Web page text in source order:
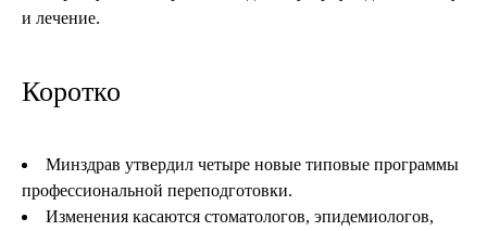
и лечение.
Коротко
Минздрав утвердил четыре новые типовые программы
профессиональной переподготовки.
Изменения касаются стоматологов, эпидемиологов,